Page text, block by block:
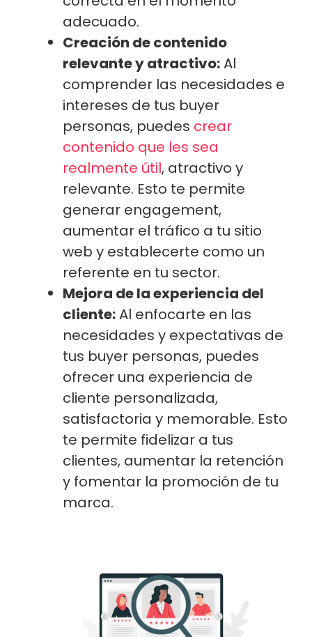
adecuado.
Creación de contenido
relevante y atractivo:Al
comprender las necesidades e
intereses de tus buyer
personas, puedes crear
contenido que les sea
realmente útil, atractivo y
relevante. Esto te permite
generar engagement,
aumentar el tráfico a tu sitio
web y establecerte como un
referente en tu sector.
Mejora de la experiencia del
cliente:Al enfocarte en las
necesidades y expectativas de
tus buyer personas, puedes
ofrecer una experiencia de
cliente personalizada,
satisfactoria y memorable. Esto
te permite fidelizar a tus
clientes, aumentar la retención
y fomentar la promoción de tu
marca.